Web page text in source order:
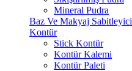
Mineral Pudra
Baz Ve Makyaj Sabitleyici
Kontür
Stick Kontür
Kontür Kalemi
Kontür Paleti